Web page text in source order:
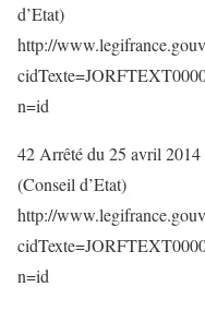
d’Etat)
http://
n=id
42 Arrêté du 25 avril
(Conseil d’Etat)
http://
n=id